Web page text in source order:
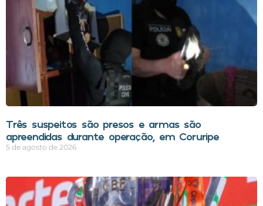
Três suspeitos são presos e armas são
apreendidas durante operação, em Coruripe
5 de agosto de 2026